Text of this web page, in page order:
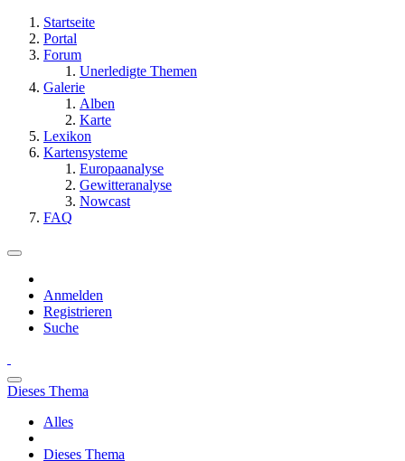
Startseite
Portal
Forum
Unerledigte Themen
Galerie
Alben
Karte
Lexikon
Kartensysteme
Europaanalyse
Gewitteranalyse
Nowcast
FAQ
Anmelden
Registrieren
Suche
Dieses Thema
Alles
Dieses Thema